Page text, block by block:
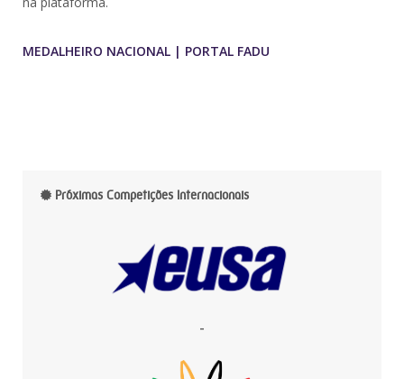
MEDALHEIRO NACIONAL | PORTAL FADU
Próximas Competições Internacionais
-